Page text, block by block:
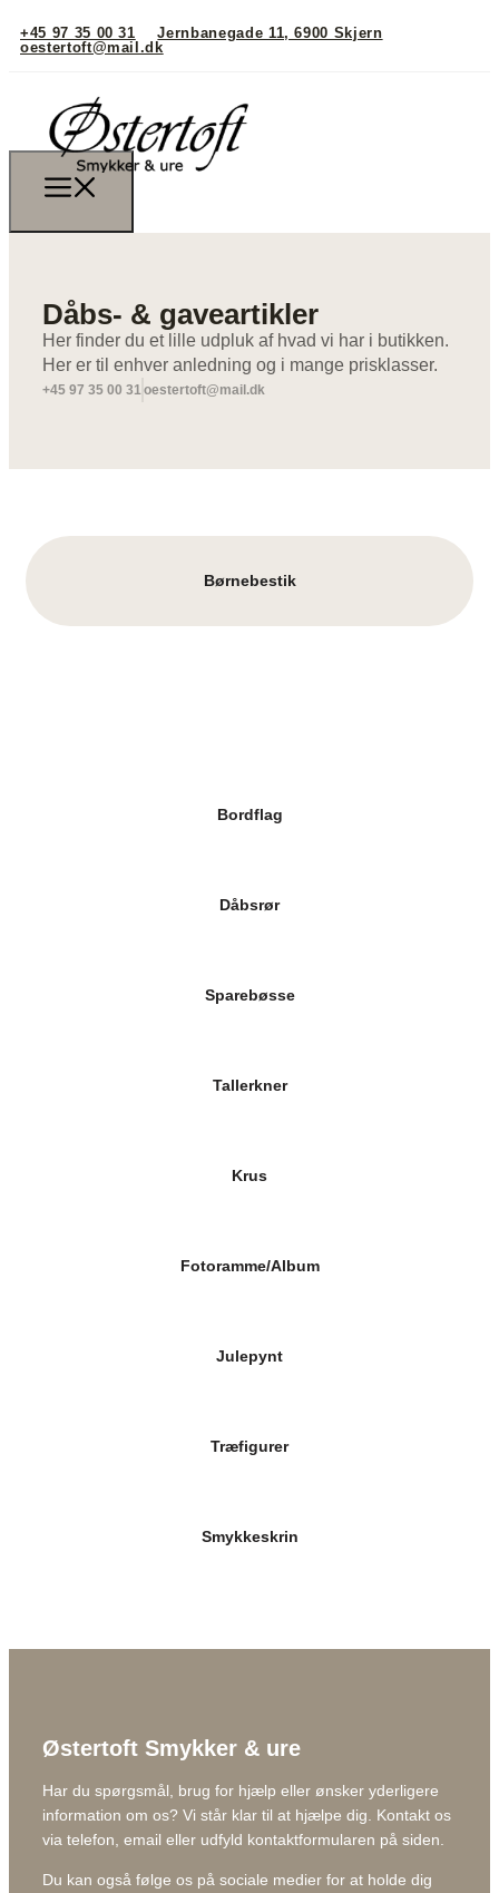
+45 97 35 00 31
Jernbanegade 11, 6900 Skjern
oestertoft@mail.dk
Dåbs- & gaveartikler
Her finder du et lille udpluk af hvad vi har i butikken.
Her er til enhver anledning og i mange prisklasser.
+45 97 35 00 31oestertoft@mail.dk
Børnebestik
Bordflag
Dåbsrør
Sparebøsse
Tallerkner
Krus
Fotoramme/Album
Julepynt
Træfigurer
Smykkeskrin
Østertoft Smykker & ure
Har du spørgsmål, brug for hjælp eller ønsker yderligere
information om os? Vi står klar til at hjælpe dig. Kontakt os
via telefon, email eller udfyld kontaktformularen på siden.
Du kan også følge os på sociale medier for at holde dig